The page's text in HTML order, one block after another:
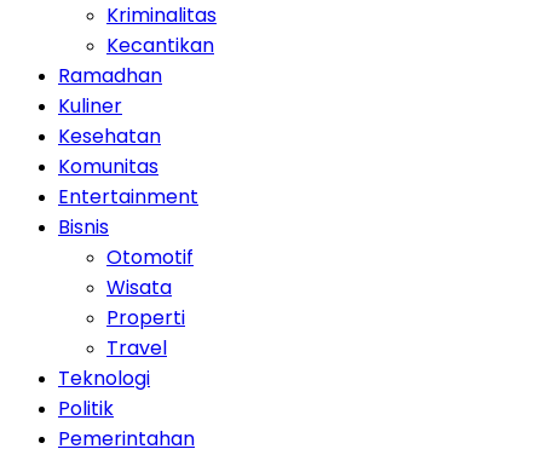
Kriminalitas
Kecantikan
Ramadhan
Kuliner
Kesehatan
Komunitas
Entertainment
Bisnis
Otomotif
Wisata
Properti
Travel
Teknologi
Politik
Pemerintahan